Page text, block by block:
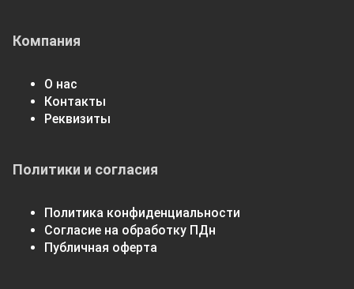
Компания
О нас
Контакты
Реквизиты
Политики и согласия
Политика конфиденциальности
Согласие на обработку ПДн
Публичная оферта